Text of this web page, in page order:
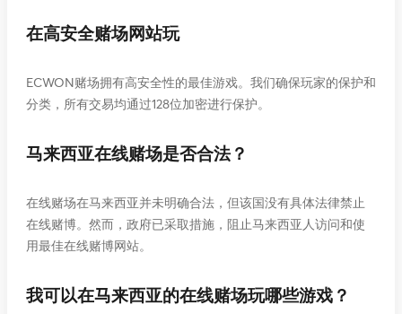
在高安全赌场网站玩
ECWON赌场拥有高安全性的最佳游戏。我们确保玩家的保护和
分类，所有交易均通过128位加密进行保护。
马来西亚在线赌场是否合法？
在线赌场在马来西亚并未明确合法，但该国没有具体法律禁止
在线赌博。然而，政府已采取措施，阻止马来西亚人访问和使
用最佳在线赌博网站。
我可以在马来西亚的在线赌场玩哪些游戏？